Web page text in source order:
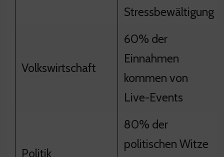
Stressbewältigung
Volkswirtschaft
60% der
Einnahmen
kommen von
Live-Events
Politik
80% der
politischen Witze